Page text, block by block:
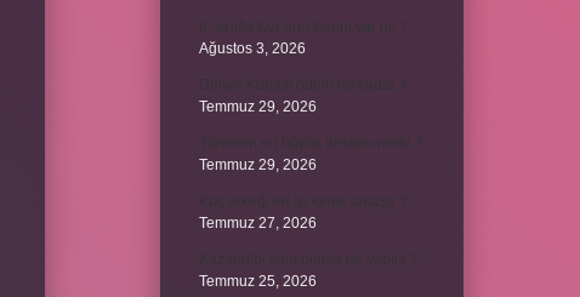
Ağustos 3, 2026
Temmuz 29, 2026
Temmuz 29, 2026
Temmuz 27, 2026
Temmuz 25, 2026